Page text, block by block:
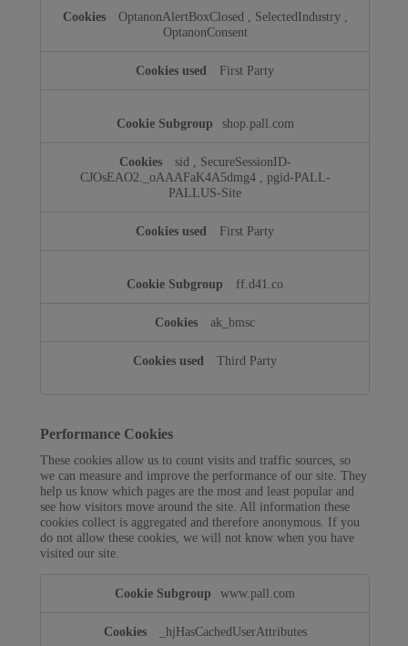
OptanonAlertBoxClosed , SelectedIndustry ,
OptanonConsent
First Party
shop.pall.com
sid , SecureSessionID-
CJOsEAO2._oAAAFaK4A5dmg4 , pgid-PALL-
PALLUS-Site
First Party
ff.d41.co
ak_bmsc
Third Party
Performance Cookies
These cookies allow us to count visits and traffic sources, so
we can measure and improve the performance of our site. They
help us know which pages are the most and least popular and
see how visitors move around the site. All information these
cookies collect is aggregated and therefore anonymous. If you
do not allow these cookies, we will not know when you have
visited our site.
www.pall.com
_hjHasCachedUserAttributes